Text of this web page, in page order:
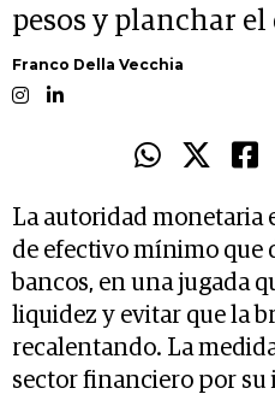
pesos y planchar el
Franco Della Vecchia
La autoridad monetaria
de efectivo mínimo que
bancos, en una jugada
liquidez y evitar que la
recalentando. La
sector financiero por